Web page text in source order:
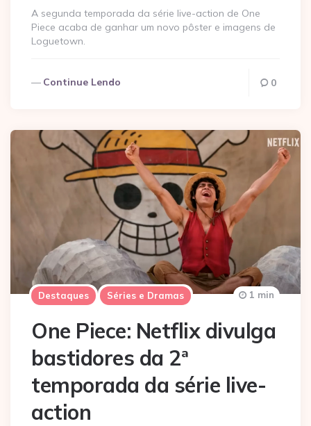
A segunda temporada da série live-action de One
Piece acaba de ganhar um novo pôster e imagens de
Loguetown.
Continue Lendo 0
Destaques Séries e Dramas
One Piece: Netflix divulga
bastidores da 2ª
temporada da série live-
action
1 min